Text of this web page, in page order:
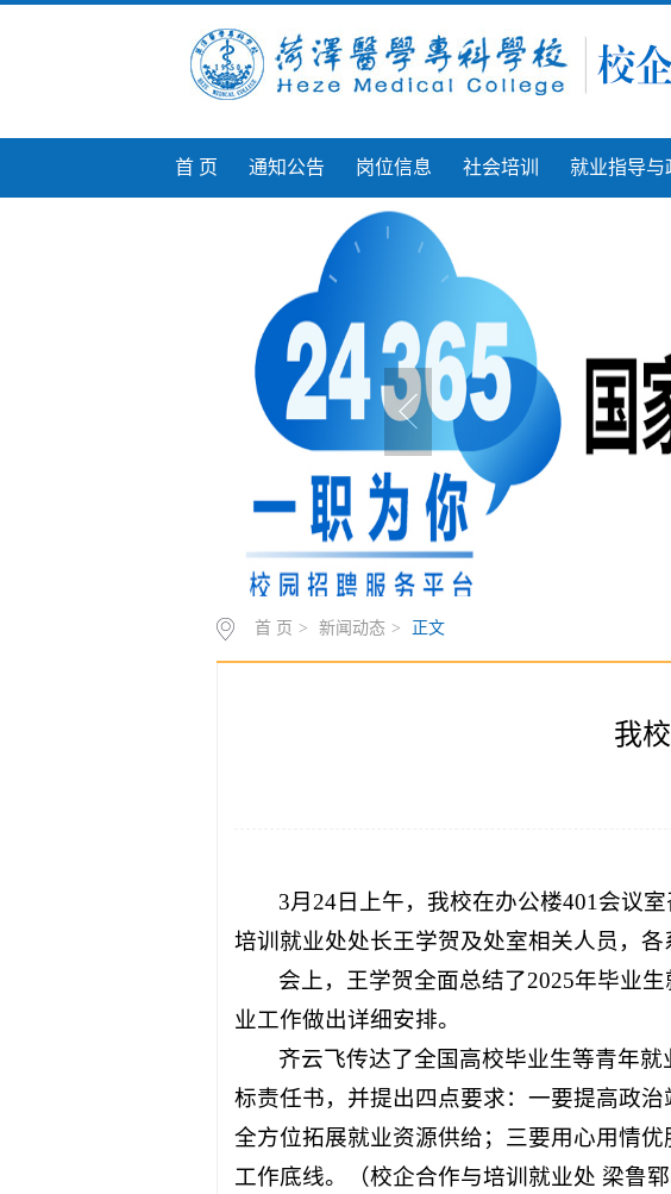
首 页 通知公告 岗位信息 社会培训 就业指导与
首 页 > 新闻动态 > 正文
我
3月24日上午，我校在办公楼401会议
培训就业处处长王学贺及处室相关人员，
会上，王学贺全面总结了2025年毕业
业工作做出详细安排。
齐云飞传达了全国高校毕业生等青年
标责任书，并提出四点要求：一要提高政
全方位拓展就业资源供给；三要用心用情
工作底线。（校企合作与培训就业处 梁鲁